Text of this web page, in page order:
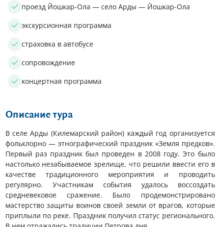
проезд Йошкар-Ола — село Арды — Йошкар-Ола
экскурсионная программа
страховка в автобусе
сопровождение
концертная программа
Описание тура
В селе Арды (Килемарский район) каждый год организуется
фольклорно — этнографический праздник «Земля предков».
Первый раз праздник был проведен в 2008 году. Это было
настолько незабываемое зрелище, что решили ввести его в
качестве традиционного мероприятия и проводить
регулярно. Участникам события удалось воссоздать
средневековое сражение. Было продемонстрировано
мастерство защиты воинов своей земли от врагов, которые
приплыли по реке. Праздник получил статус регионального.